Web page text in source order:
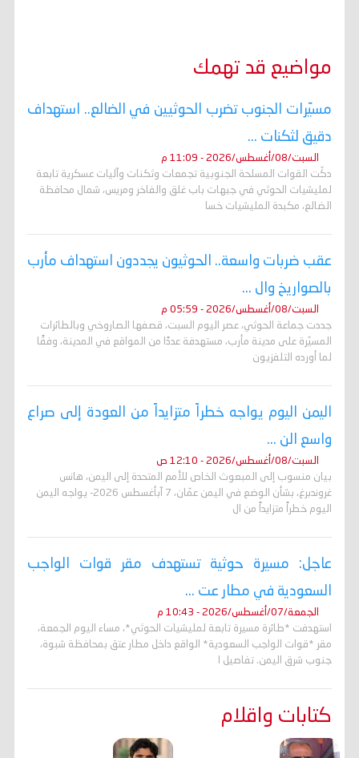
مواضيع قد تهمك
مسيّرات الجنوب تضرب الحوثيين في الضالع.. استهداف
دقيق لثكنات ...
السبت/08/أغسطس/2026 - 11:09 م
دكّت القوات المسلحة الجنوبية تجمعات وثكنات وآليات عسكرية تابعة
لمليشيات الحوثي في جبهات باب غلق والفاخر ومريس، شمال محافظة
الضالع، مكبدة المليشيات خسا
عقب ضربات واسعة.. الحوثيون يجددون استهداف مأرب
بالصواريخ وال ...
السبت/08/أغسطس/2026 - 05:59 م
جددت جماعة الحوثي، عصر اليوم السبت، قصفها الصاروخي وبالطائرات
المسيّرة على مدينة مأرب، مستهدفة عددًا من المواقع في المدينة، وفقًا
لما أورده التلفزيون
اليمن اليوم يواجه خطراً متزايداً من العودة إلى صراع
واسع الن ...
السبت/08/أغسطس/2026 - 12:10 ص
بيان منسوب إلى المبعوث الخاص للأمم المتحدة إلى اليمن، هانس
غروندبرغ، بشأن الوضع في اليمن عمّان، 7 آبأغسطس 2026- يواجه اليمن
اليوم خطراً متزايداً من ال
عاجل: مسيرة حوثية تستهدف مقر قوات الواجب
السعودية في مطار عت ...
الجمعة/07/أغسطس/2026 - 10:43 م
استهدفت *طائرة مسيرة تابعة لمليشيات الحوثي*، مساء اليوم الجمعة،
مقر *قوات الواجب السعودية* الواقع داخل مطار عتق بمحافظة شبوة،
جنوب شرق اليمن. تفاصيل ا
كتابات واقلام